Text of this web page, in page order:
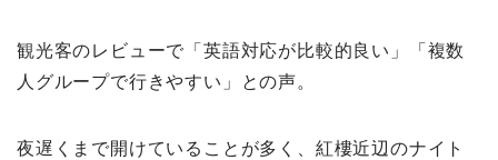
観光客のレビューで「英語対応が比較的良い」「複数
人グループで行きやすい」との声。
夜遅くまで開けていることが多く、紅樓近辺のナイト